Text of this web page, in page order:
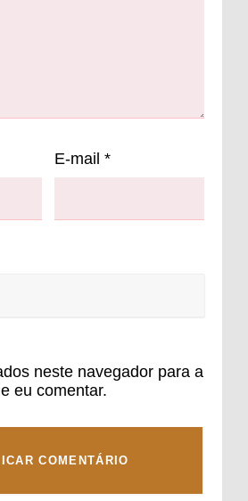
E-mail *
neste navegador para a
eu comentar.